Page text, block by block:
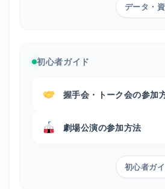
データ・
初心者ガイド
握手会・トーク会の参加
劇場公演の参加方法
初心者ガ